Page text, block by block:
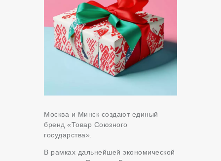
Москва и Минск создают единый
бренд «Товар Союзного
государства».
В рамках дальнейшей экономической